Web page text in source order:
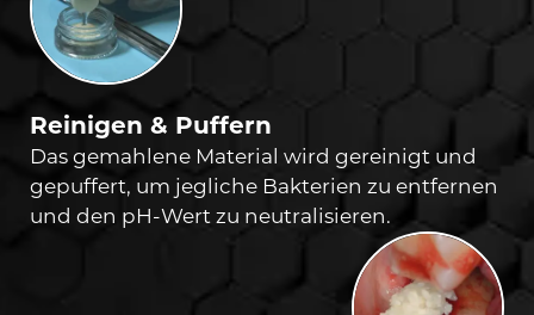
Reinigen & Puffern
Das gemahlene Material wird gereinigt und
gepuffert, um jegliche Bakterien zu entfernen
und den pH-Wert zu neutralisieren.